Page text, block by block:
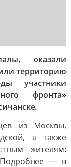
оказали
территорию
участники
фронта»
из Москвы,
а также
жителям:
Подробнее — в